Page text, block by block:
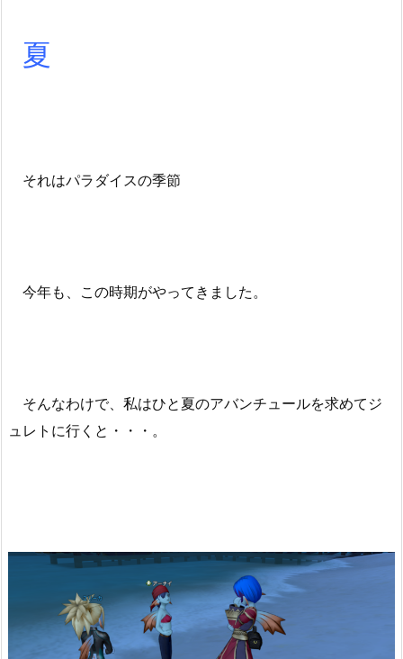
夏
それはパラダイスの季節
今年も、この時期がやってきました。
そんなわけで、私はひと夏のアバンチュールを求めてジ
ュレトに行くと・・・。